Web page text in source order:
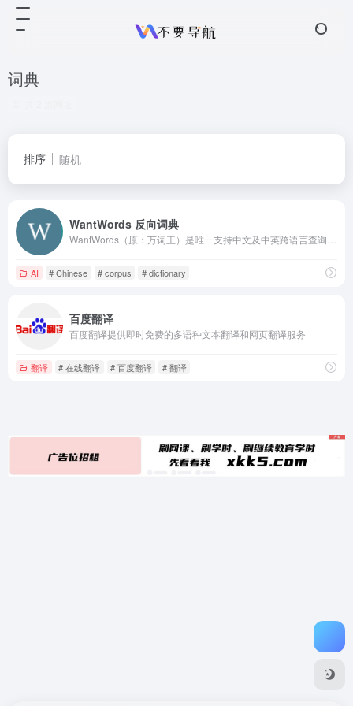
词典
排序 随机
WantWords 反向词典
AI # Chinese # corpus # dictionary
百度翻译
百度翻译提供即时免费的多语种文本翻译和网页翻译服务
翻译 # 在线翻译 # 百度翻译 # 翻译